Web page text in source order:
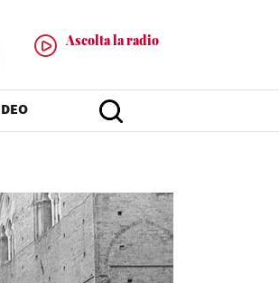
Ascolta la radio